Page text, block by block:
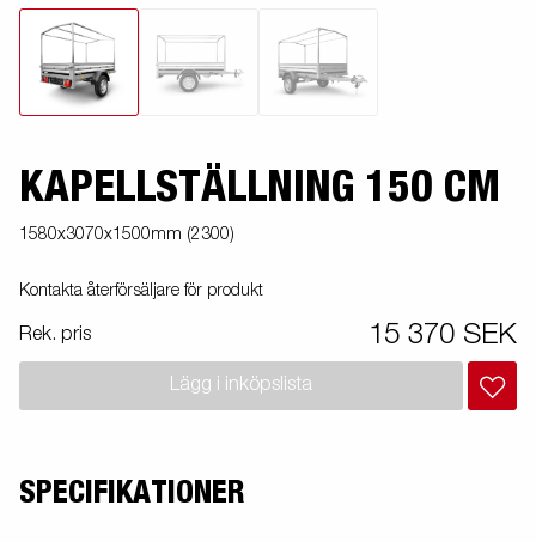
KAPELLSTÄLLNING 150 CM
1580x3070x1500mm (2300)
Kontakta återförsäljare för produkt
Rek. pris 15 370 SEK
Lägg i inköpslista
SPECIFIKATIONER